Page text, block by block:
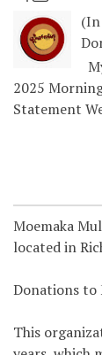
2025
Statement
Moemaka
located in
Donations to
This